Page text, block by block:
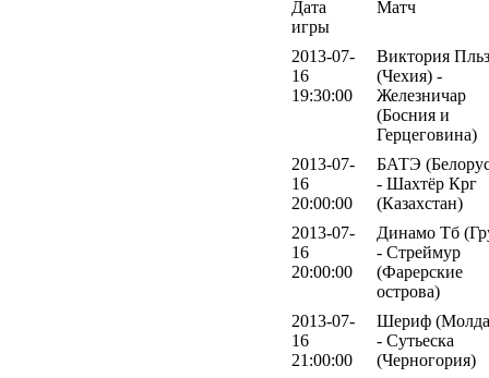
Дата
игры
Матч
2013-07-
16
19:30:00
Виктория
(Чехия) -
Железничар
(Босния и
Герцеговина)
2013-07-
16
20:00:00
БАТЭ
- Шахтёр Крг
(Казахстан)
2013-07-
16
20:00:00
Динамо Тб
- Стреймур
(Фарерские
острова)
2013-07-
16
21:00:00
Шериф
- Сутьеска
(Черногория)